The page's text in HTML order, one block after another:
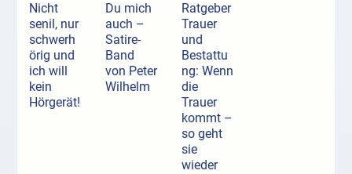
Nicht
senil, nur
schwerh
örig und
ich will
kein
Hörgerät!
Du mich
auch –
Satire-
Band
von Peter
Wilhelm
Ratgeber
Trauer
und
Bestattu
ng: Wenn
die
Trauer
kommt –
so geht
sie
wieder